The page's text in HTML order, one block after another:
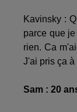
Kavinsky :
parce que
rien. Ca
J'ai pris ça
Sam : 20